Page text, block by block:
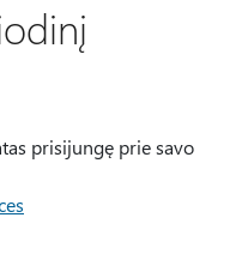
prisijungę prie savo